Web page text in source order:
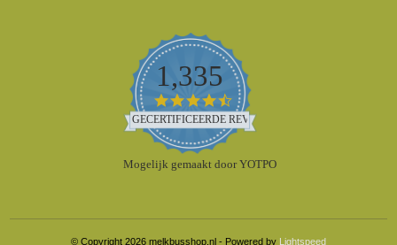
1,335
4.5
star
rating
GECERTIFICEERDE REVIEWS
Mogelijk gemaakt door YOTPO
© Copyright 2026 melkbusshop.nl - Powered by Lightspeed